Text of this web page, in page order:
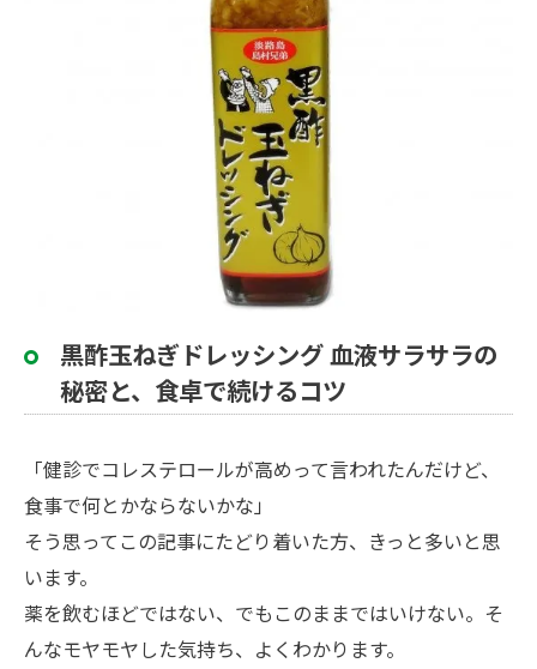
黒酢玉ねぎドレッシング 血液サラサラの
秘密と、食卓で続けるコツ
「健診でコレステロールが高めって言われたんだけど、
食事で何とかならないかな」
そう思ってこの記事にたどり着いた方、きっと多いと思
います。
薬を飲むほどではない、でもこのままではいけない。そ
んなモヤモヤした気持ち、よくわかります。